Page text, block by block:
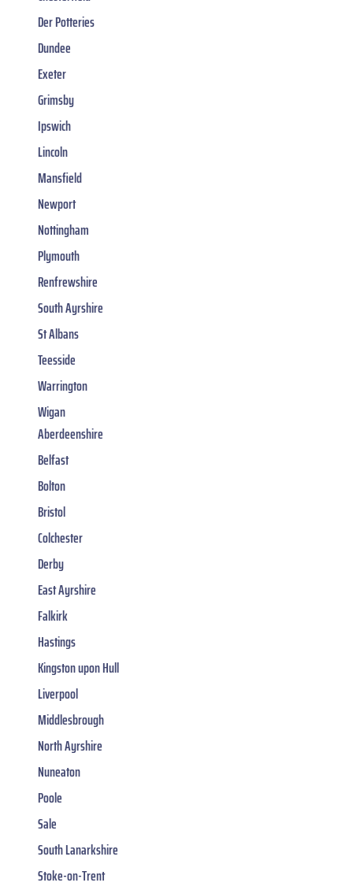
Der Potteries
Dundee
Exeter
Grimsby
Ipswich
Lincoln
Mansfield
Newport
Nottingham
Plymouth
Renfrewshire
South Ayrshire
St Albans
Teesside
Warrington
Wigan
Aberdeenshire
Belfast
Bolton
Bristol
Colchester
Derby
East Ayrshire
Falkirk
Hastings
Kingston upon Hull
Liverpool
Middlesbrough
North Ayrshire
Nuneaton
Poole
Sale
South Lanarkshire
Stoke-on-Trent